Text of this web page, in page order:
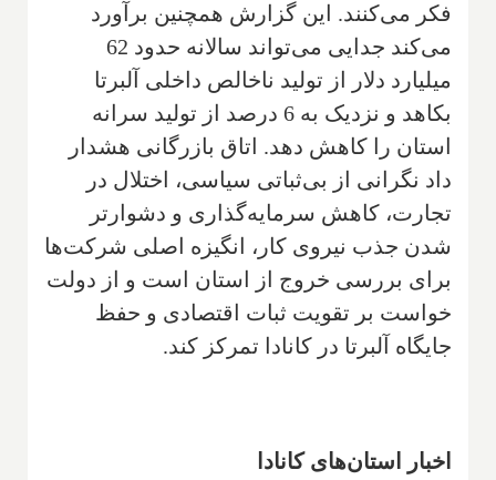
فکر می‌کنند. این گزارش همچنین برآورد
می‌کند جدایی می‌تواند سالانه حدود 62
میلیارد دلار از تولید ناخالص داخلی آلبرتا
بکاهد و نزدیک به 6 درصد از تولید سرانه
استان را کاهش دهد. اتاق بازرگانی هشدار
داد نگرانی از بی‌ثباتی سیاسی، اختلال در
تجارت، کاهش سرمایه‌گذاری و دشوارتر
شدن جذب نیروی کار، انگیزه اصلی شرکت‌ها
برای بررسی خروج از استان است و از دولت
خواست بر تقویت ثبات اقتصادی و حفظ
جایگاه آلبرتا در کانادا تمرکز کند.
اخبار استان‌های کانادا